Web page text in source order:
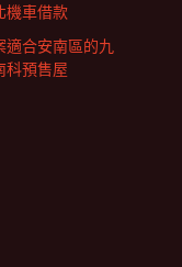
機車借款
適合安南區的九
科預售屋